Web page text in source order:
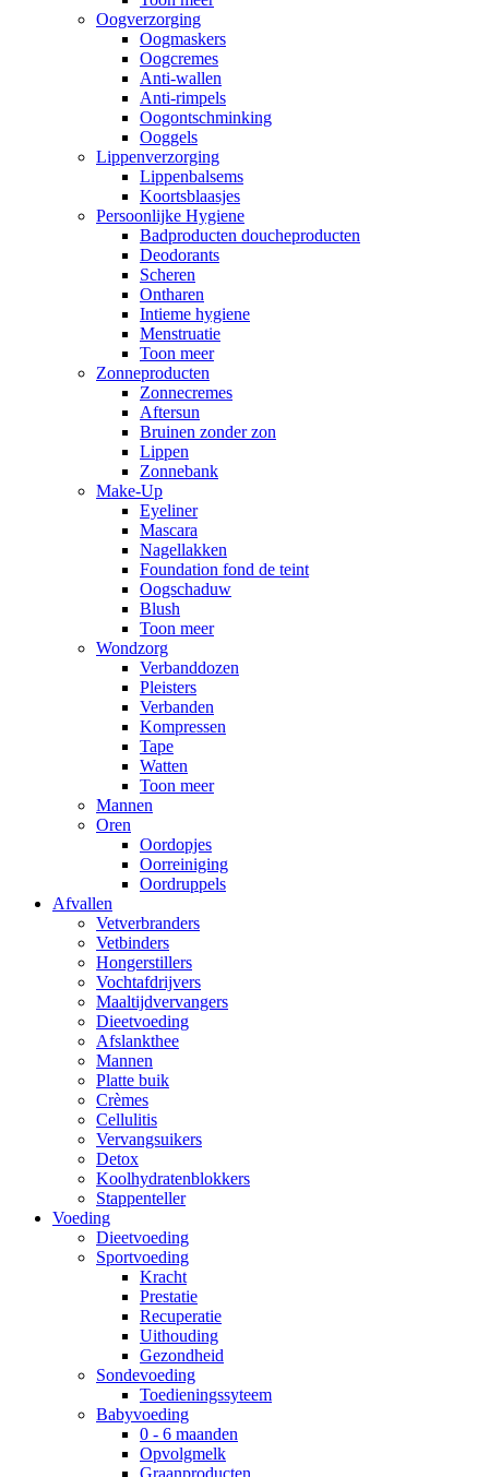
Oogverzorging
Oogmaskers
Oogcremes
Anti-wallen
Anti-rimpels
Oogontschminking
Ooggels
Lippenverzorging
Lippenbalsems
Koortsblaasjes
Persoonlijke Hygiene
Badproducten doucheproducten
Deodorants
Scheren
Ontharen
Intieme hygiene
Menstruatie
Toon meer
Zonneproducten
Zonnecremes
Aftersun
Bruinen zonder zon
Lippen
Zonnebank
Make-Up
Eyeliner
Mascara
Nagellakken
Foundation fond de teint
Oogschaduw
Blush
Toon meer
Wondzorg
Verbanddozen
Pleisters
Verbanden
Kompressen
Tape
Watten
Toon meer
Mannen
Oren
Oordopjes
Oorreiniging
Oordruppels
Afvallen
Vetverbranders
Vetbinders
Hongerstillers
Vochtafdrijvers
Maaltijdvervangers
Dieetvoeding
Afslankthee
Mannen
Platte buik
Crèmes
Cellulitis
Vervangsuikers
Detox
Koolhydratenblokkers
Stappenteller
Voeding
Dieetvoeding
Sportvoeding
Kracht
Prestatie
Recuperatie
Uithouding
Gezondheid
Sondevoeding
Toedieningssyteem
Babyvoeding
0 - 6 maanden
Opvolgmelk
Graanproducten